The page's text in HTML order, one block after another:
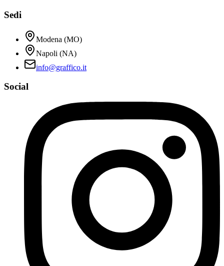
Sedi
Modena (MO)
Napoli (NA)
info@graffico.it
Social